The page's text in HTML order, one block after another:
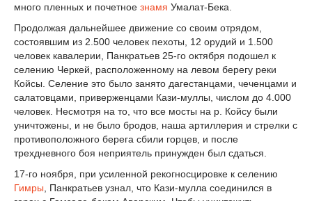
много пленных и почетное знамя Умалат-Бека.
Продолжая дальнейшее движение со своим отрядом,
состоявшим из 2.500 человек пехоты, 12 орудий и 1.500
человек кавалерии, Панкратьев 25-го октября подошел к
селению Черкей, расположенному на левом берегу реки
Койсы. Селение это было занято дагестанцами, чеченцами и
салатовцами, приверженцами Кази-муллы, числом до 4.000
человек. Несмотря на то, что все мосты на р. Койсу были
уничтожены, и не было бродов, наша артиллерия и стрелки с
противоположного берега сбили горцев, и после
трехдневного боя неприятель принужден был сдаться.
17-го ноября, при усиленной рекогносцировке к селению
Гимры , Панкратьев узнал, что Кази-мулла соединился в